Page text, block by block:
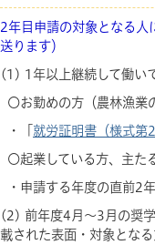
2年目申請の対象となる
送ります）
(1) 1年以上継続して働い
〇お勤めの方（農林漁業
・「 就労証明書（様式
〇起業している方、主た
・申請する年度の直前2
(2) 前年度4月～3月の奨
載された表面・対象となる